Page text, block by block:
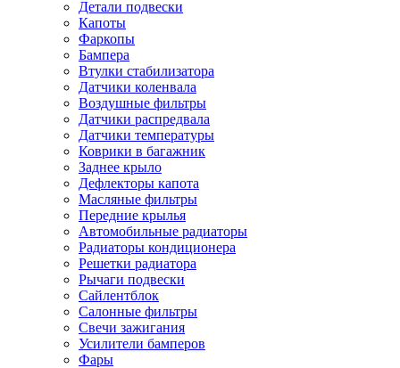
Детали подвески
Капоты
Фаркопы
Бампера
Втулки стабилизатора
Датчики коленвала
Воздушные фильтры
Датчики распредвала
Датчики температуры
Коврики в багажник
Заднее крыло
Дефлекторы капота
Масляные фильтры
Передние крылья
Автомобильные радиаторы
Радиаторы кондиционера
Решетки радиатора
Рычаги подвески
Сайлентблок
Салонные фильтры
Свечи зажигания
Усилители бамперов
Фары